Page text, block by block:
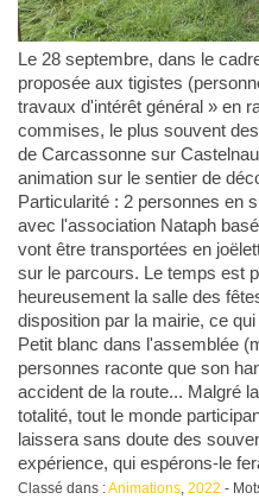
Le 28 septembre, dans le
proposée aux tigistes
travaux d'intérêt général » en
commises, le plus souvent
de Carcassonne sur
animation sur le sentier de
Particularité : 2 personnes en
avec l'association Nataph
vont être transportées en
sur le parcours. Le temps est
heureusement la salle des
disposition par la mairie, ce
Petit blanc dans l'assemblée
personnes raconte que son
accident de la route... Malgré
totalité, tout le monde
laissera sans doute des
expérience, qui espérons-le
Classé dans :Animations, 2022 -